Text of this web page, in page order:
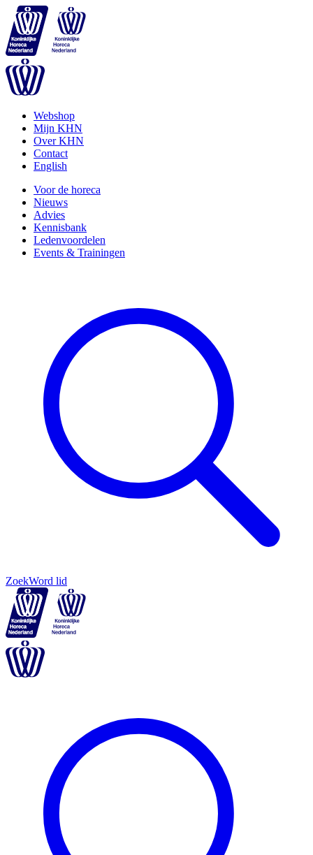
Webshop
Mijn KHN
Over KHN
Contact
English
Voor de horeca
Nieuws
Advies
Kennisbank
Ledenvoordelen
Events & Trainingen
ZoekWord lid